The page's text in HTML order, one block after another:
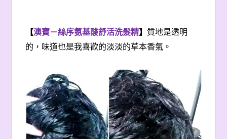
【澳寶－絲序氨基酸舒活洗髮精】 質地是透明
的，味道也是我喜歡的淡淡的草本香氣。